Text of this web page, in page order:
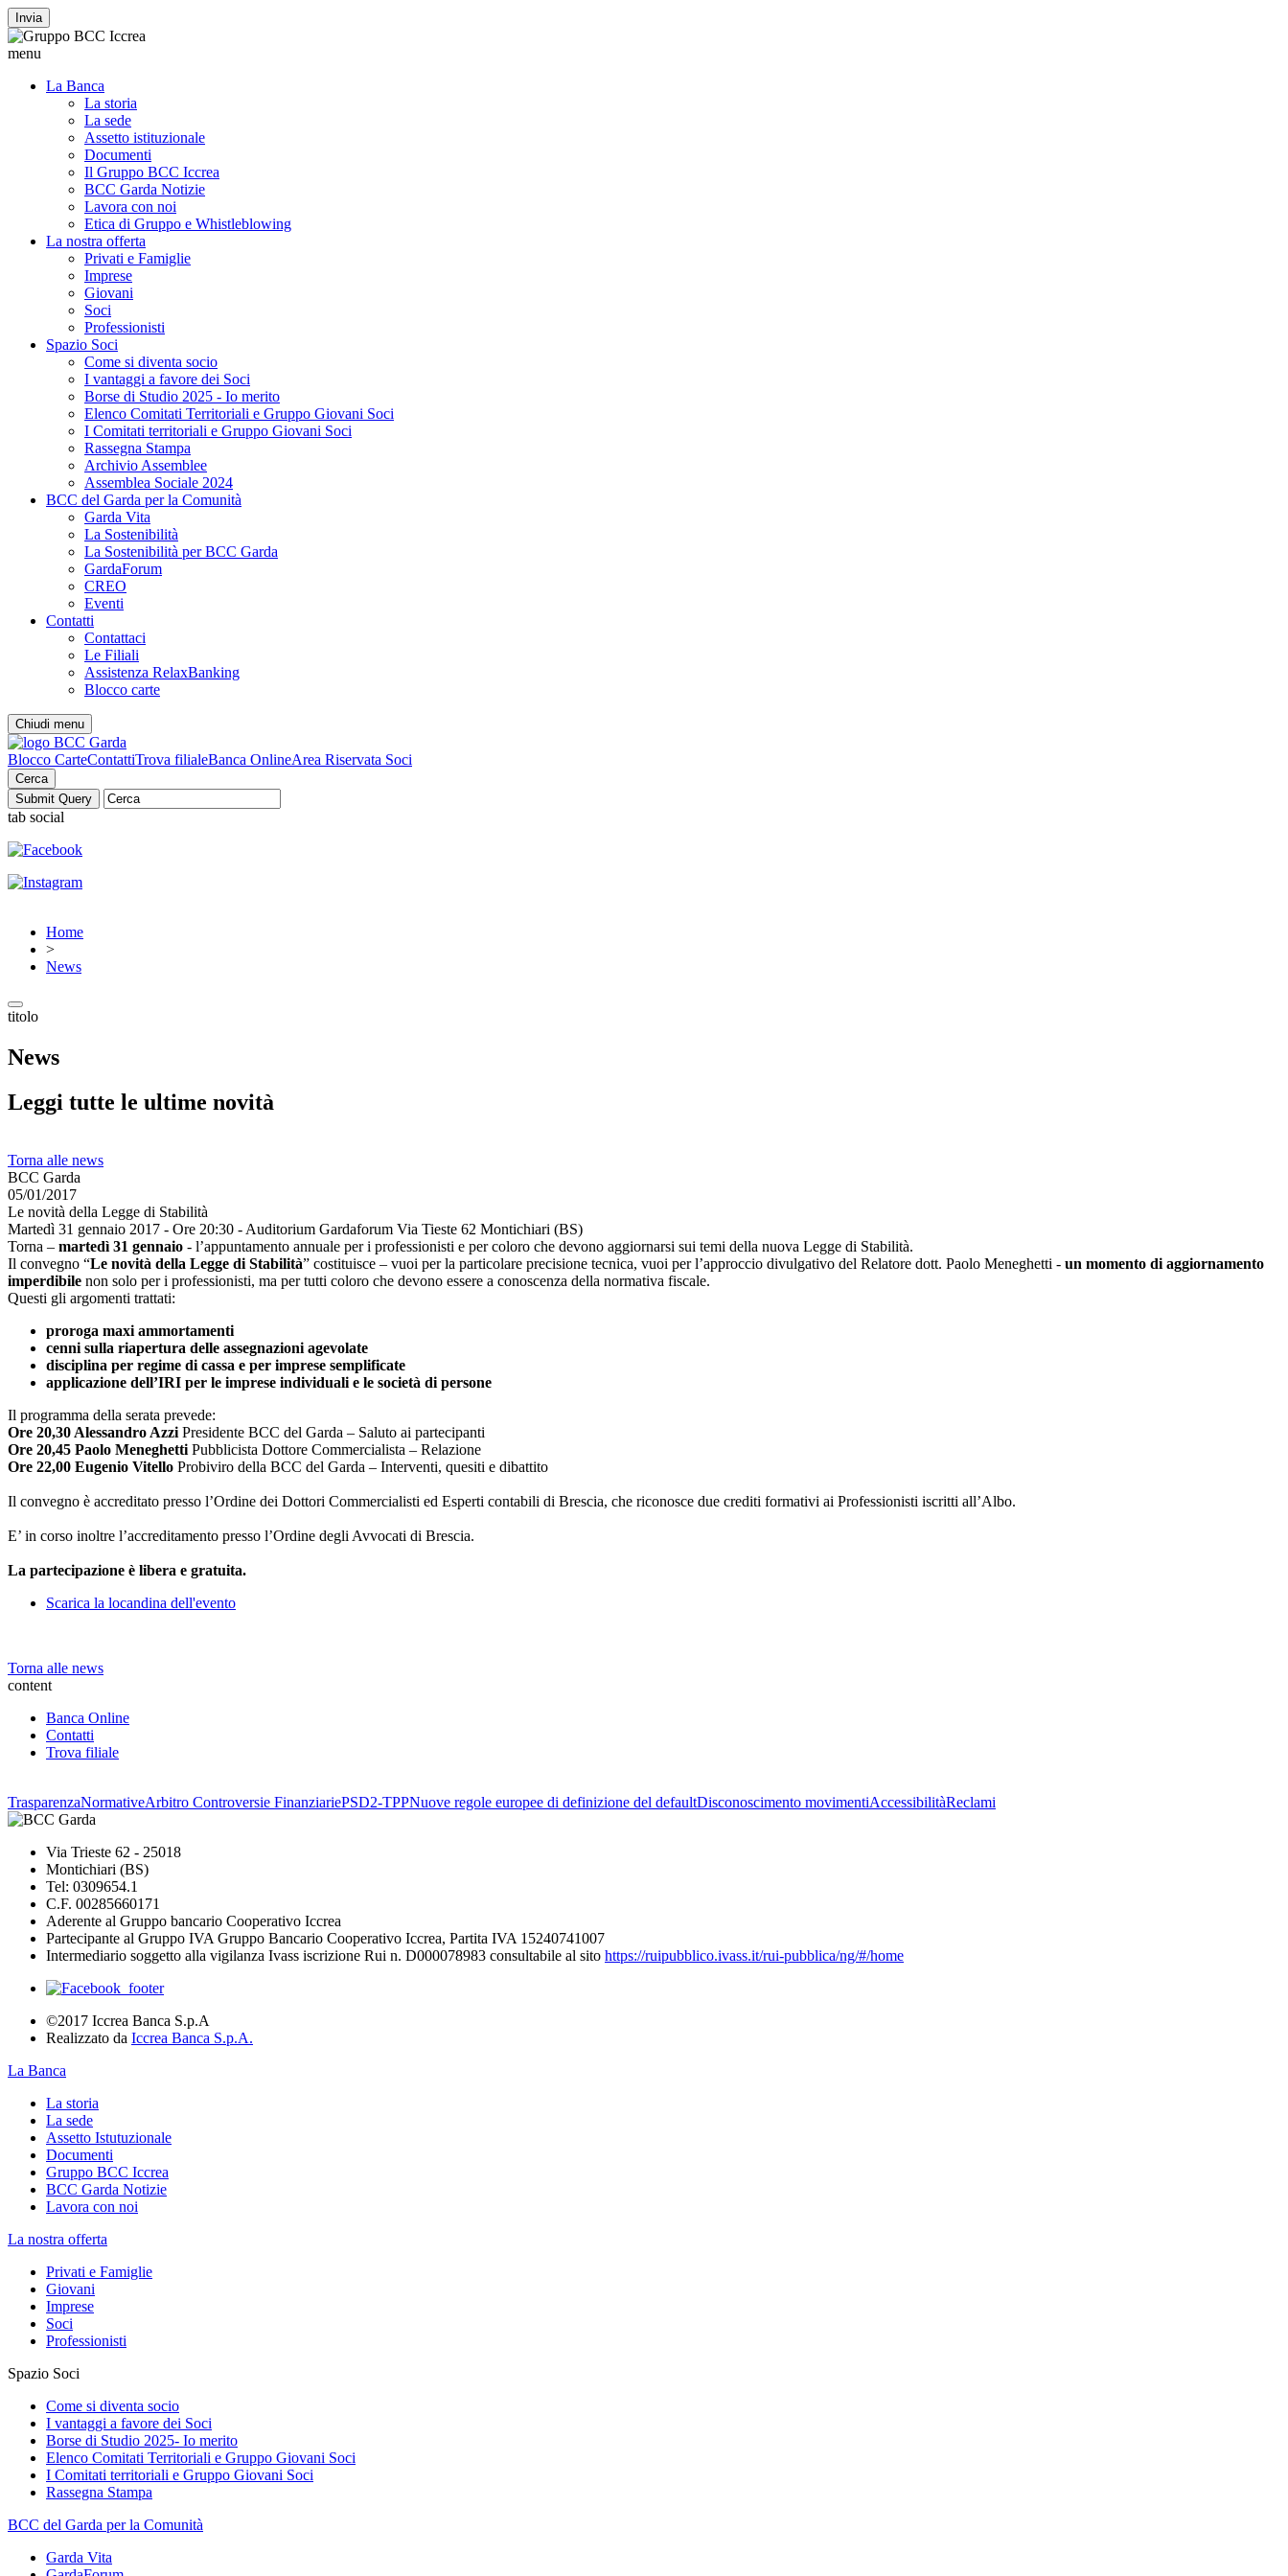
Invia
menu
La Banca
La storia
La sede
Assetto istituzionale
Documenti
Il Gruppo BCC Iccrea
BCC Garda Notizie
Lavora con noi
Etica di Gruppo e Whistleblowing
La nostra offerta
Privati e Famiglie
Imprese
Giovani
Soci
Professionisti
Spazio Soci
Come si diventa socio
I vantaggi a favore dei Soci
Borse di Studio 2025 - Io merito
Elenco Comitati Territoriali e Gruppo Giovani Soci
I Comitati territoriali e Gruppo Giovani Soci
Rassegna Stampa
Archivio Assemblee
Assemblea Sociale 2024
BCC del Garda per la Comunità
Garda Vita
La Sostenibilità
La Sostenibilità per BCC Garda
GardaForum
CREO
Eventi
Contatti
Contattaci
Le Filiali
Assistenza RelaxBanking
Blocco carte
Chiudi menu
Blocco CarteContattiTrova filialeBanca OnlineArea Riservata Soci
Cerca
tab social
Home
>
News
titolo
News
Leggi tutte le ultime novità
Torna alle news
BCC Garda
05/01/2017
Le novità della Legge di Stabilità
Martedì 31 gennaio 2017 - Ore 20:30 - Auditorium Gardaforum Via Tieste 62 Montichiari (BS)
Torna – martedì 31 gennaio - l’appuntamento annuale per i professionisti e per coloro che devono aggiornarsi sui temi della nuova Legge di Stabilità.
Il convegno “Le novità della Legge di Stabilità” costituisce – vuoi per la particolare precisione tecnica, vuoi per l’approccio divulgativo del Relatore dott. Paolo Meneghetti - un momento di aggiornamento
imperdibile non solo per i professionisti, ma per tutti coloro che devono essere a conoscenza della normativa fiscale.
Questi gli argomenti trattati:
proroga maxi ammortamenti
cenni sulla riapertura delle assegnazioni agevolate
disciplina per regime di cassa e per imprese semplificate
applicazione dell’IRI per le imprese individuali e le società di persone
Il programma della serata prevede:
Ore 20,30 Alessandro Azzi Presidente BCC del Garda – Saluto ai partecipanti
Ore 20,45 Paolo Meneghetti Pubblicista Dottore Commercialista – Relazione
Ore 22,00 Eugenio Vitello Probiviro della BCC del Garda – Interventi, quesiti e dibattito
Il convegno è accreditato presso l’Ordine dei Dottori Commercialisti ed Esperti contabili di Brescia, che riconosce due crediti formativi ai Professionisti iscritti all’Albo.
E’ in corso inoltre l’accreditamento presso l’Ordine degli Avvocati di Brescia.
La partecipazione è libera e gratuita.
Scarica la locandina dell'evento
Torna alle news
content
Banca Online
Contatti
Trova filiale
TrasparenzaNormativeArbitro Controversie FinanziariePSD2-TPPNuove regole europee di definizione del defaultDisconoscimento movimentiAccessibilitàReclami
Via Trieste 62 - 25018
Montichiari (BS)
Tel: 0309654.1
C.F. 00285660171
Aderente al Gruppo bancario Cooperativo Iccrea
Partecipante al Gruppo IVA Gruppo Bancario Cooperativo Iccrea, Partita IVA 15240741007
Intermediario soggetto alla vigilanza Ivass iscrizione Rui n. D000078983 consultabile al sito https://ruipubblico.ivass.it/rui-pubblica/ng/#/home
©2017 Iccrea Banca S.p.A
Realizzato da Iccrea Banca S.p.A.
La Banca
La storia
La sede
Assetto Istutuzionale
Documenti
Gruppo BCC Iccrea
BCC Garda Notizie
Lavora con noi
La nostra offerta
Privati e Famiglie
Giovani
Imprese
Soci
Professionisti
Spazio Soci
Come si diventa socio
I vantaggi a favore dei Soci
Borse di Studio 2025- Io merito
Elenco Comitati Territoriali e Gruppo Giovani Soci
I Comitati territoriali e Gruppo Giovani Soci
Rassegna Stampa
BCC del Garda per la Comunità
Garda Vita